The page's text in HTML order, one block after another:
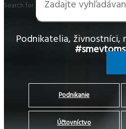
Search for:
Podnikatelia, živnostníci,
Podnikanie
Účtovníctvo